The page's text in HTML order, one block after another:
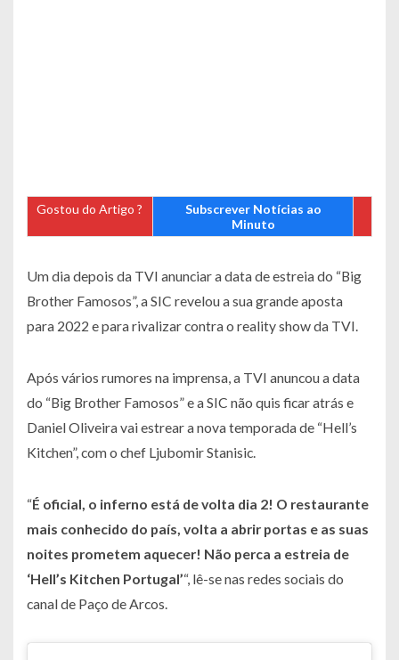
Gostou do Artigo ?
Subscrever Notícias ao
Minuto
Um dia depois da TVI anunciar a data de estreia do “Big
Brother Famosos”, a SIC revelou a sua grande aposta
para 2022 e para rivalizar contra o reality show da TVI.
Após vários rumores na imprensa, a TVI anuncou a data
do “Big Brother Famosos” e a SIC não quis ficar atrás e
Daniel Oliveira vai estrear a nova temporada de “Hell’s
Kitchen”, com o chef Ljubomir Stanisic.
“É oficial, o inferno está de volta dia 2! O restaurante
mais conhecido do país, volta a abrir portas e as suas
noites prometem aquecer! Não perca a estreia de
‘Hell’s Kitchen Portugal’“, lê-se nas redes sociais do
canal de Paço de Arcos.